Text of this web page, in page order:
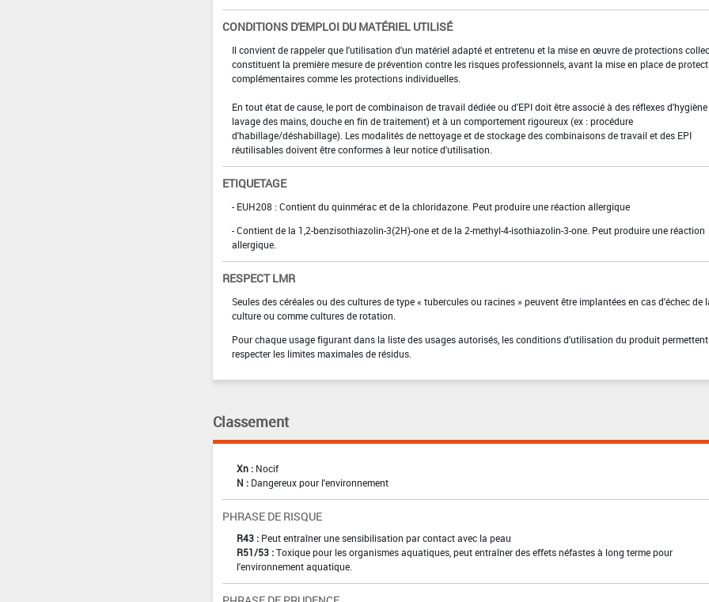
CONDITIONS D'EMPLOI DU MATÉRIEL UTILISÉ
Il convient de rappeler que l'utilisation d'un matériel adapté et entretenu et la mise en œuvre de protections
constituent la première mesure de prévention contre les risques professionnels, avant la mise en place de
complémentaires comme les protections individuelles.
En tout état de cause, le port de combinaison de travail dédiée ou d'EPI doit être associé à des réflexes d'hygiène
lavage des mains, douche en fin de traitement) et à un comportement rigoureux (ex : procédure
d'habillage/déshabillage). Les modalités de nettoyage et de stockage des combinaisons de travail et des EPI
réutilisables doivent être conformes à leur notice d'utilisation.
ETIQUETAGE
- EUH208 : Contient du quinmérac et de la chloridazone. Peut produire une réaction allergique
- Contient de la 1,2-benzisothiazolin-3(2H)-one et de la 2-methyl-4-isothiazolin-3-one. Peut produire une réaction
allergique.
RESPECT LMR
Seules des céréales ou des cultures de type « tubercules ou racines » peuvent être implantées en cas d'échec de
culture ou comme cultures de rotation.
Pour chaque usage figurant dans la liste des usages autorisés, les conditions d'utilisation du produit
respecter les limites maximales de résidus.
Classement
Xn : Nocif
N : Dangereux pour l'environnement
PHRASE DE RISQUE
R43 : Peut entraîner une sensibilisation par contact avec la peau
R51/53 : Toxique pour les organismes aquatiques, peut entraîner des effets néfastes à long terme pour
l'environnement aquatique.